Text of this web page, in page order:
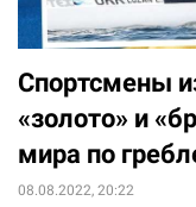
Спортсмены
«золото» и
мира по
08.08.2022, 20:22